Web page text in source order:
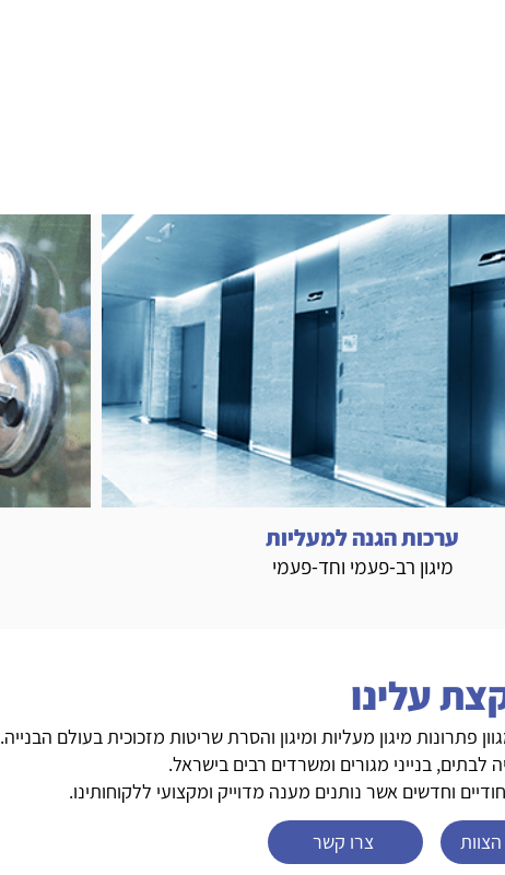
שלנו
ערכות הגנה למעליות
מיגון רב-פעמי וחד-פעמי
עלינו
מיגון מעליות ומיגון והסרת שריטות מזכוכית בעולם הבנייה.
בנייני מגורים ומשרדים רבים בישראל.
וחדשים אשר נותנים מענה מדוייק ומקצועי ללקוחותינו.
צרו קשר